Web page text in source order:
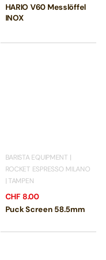
HARIO V60 Messlöffel
INOX
BARISTA EQUIPMENT |
ROCKET ESPRESSO MILANO
| TAMPEN
CHF 8.00
Puck Screen 58.5mm